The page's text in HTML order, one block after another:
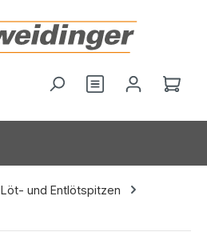
Du hast 0
Löt- und Entlötspitzen